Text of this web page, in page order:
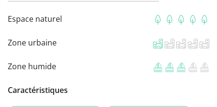
Espace naturel
Zone urbaine
Zone humide
Caractéristiques